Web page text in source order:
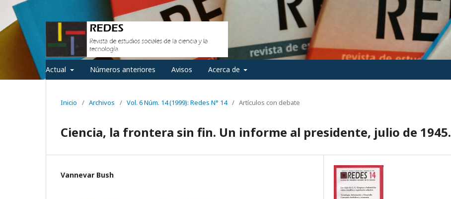
Actual Números anteriores Avisos Acerca de
Inicio / Archivos / Vol. 6 Núm. 14 (1999): Redes N° 14 / Artículos con debate
Ciencia, la frontera sin fin. Un informe al presidente, julio de 1945.
Vannevar Bush